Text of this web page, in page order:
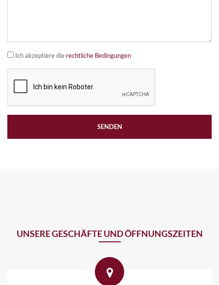
Ich akzeptiere die rechtliche Bedingungen
SENDEN
UNSERE GESCHÄFTE UND ÖFFNUNGSZEITEN